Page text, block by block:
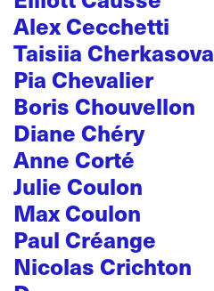
Alex Cecchetti
Taisiia Cherkasova
Pia Chevalier
Boris Chouvellon
Diane Chéry
Anne Corté
Julie Coulon
Max Coulon
Paul Créange
Nicolas Crichton